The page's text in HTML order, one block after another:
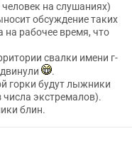
на слушаниях)
обсуждение таких
на рабочее время, что
свалки имени г-
.
горки будут лыжники
экстремалов).
блин.